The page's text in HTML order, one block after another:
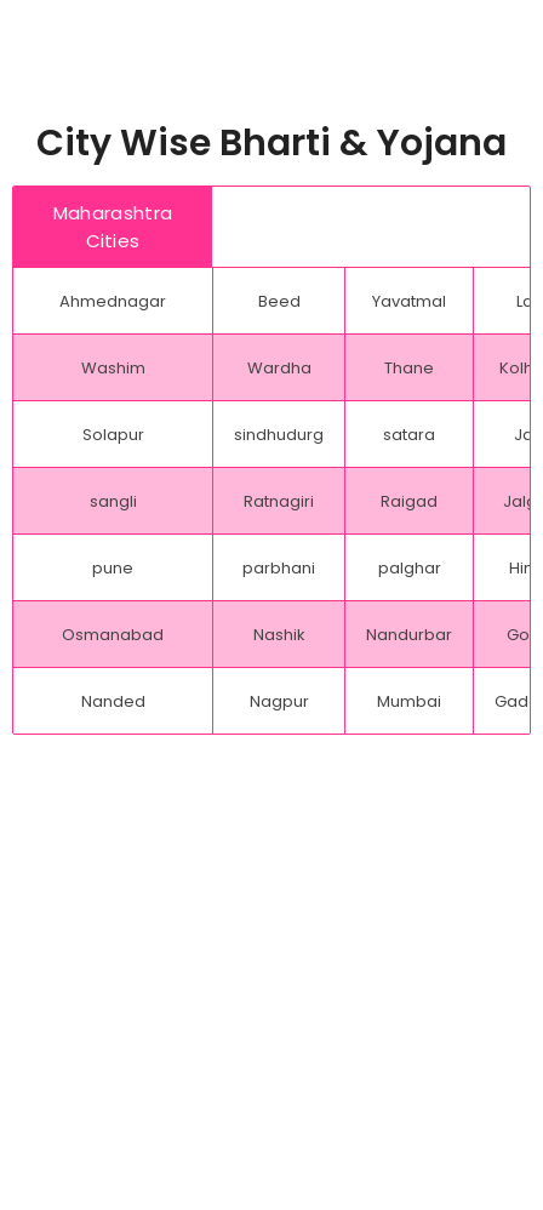
City Wise Bharti & Yojana
Maharashtra
Cities
Ahmednagar Beed Yavatmal
Washim Wardha Thane
Solapur sindhudurg satara
sangli Ratnagiri Raigad
pune parbhani palghar
Osmanabad Nashik Nandurbar
Nanded Nagpur Mumbai